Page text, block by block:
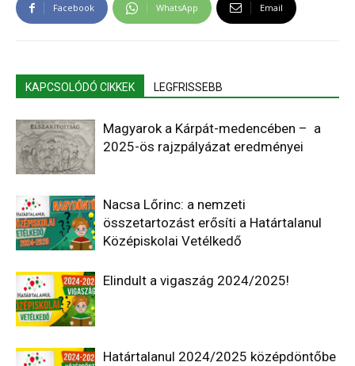
Facebook WhatsApp Email
KAPCSOLÓDÓ CIKKEK LEGFRISSEBB
Magyarok a Kárpát-medencében – a
2025-ös rajzpályázat eredményei
Nacsa Lőrinc: a nemzeti
összetartozást erősíti a Határtalanul
Középiskolai Vetélkedő
Elindult a vigaszág 2024/2025!
Határtalanul 2024/2025 középdöntőbe